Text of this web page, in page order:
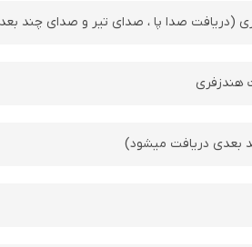
(دریافت صدا پا ، صدای تیر و صدای چند
هندزفری
بعدی دریافت میشود)